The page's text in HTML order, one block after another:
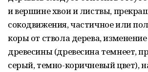
и вершине хвои и листвы,
сокодвижения, частичное или
коры от ствола дерева, изменение
древесины (древесина темнеет,
серый, темно-коричневый цвет),